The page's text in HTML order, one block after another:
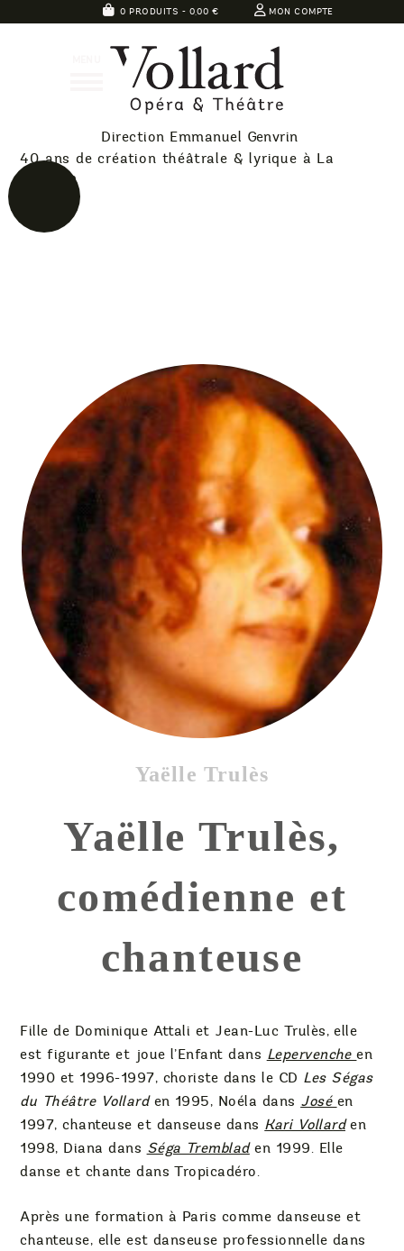
MON COMPTE
0 PRODUITS - 0,00 €
Théatre
Vollard
Direction Emmanuel Genvrin
40 ans de création théâtrale & lyrique à La
Réunion
Yaëlle Trulès
Yaëlle Trulès,
comédienne et
chanteuse
Fille de Dominique Attali et Jean-Luc Trulès, elle
est figurante et joue l’Enfant dans Lepervencheen
1990 et 1996-1997, choriste dans le CD Les Ségas
du Théâtre Vollarden 1995, Noéla dans José en
1997, chanteuse et danseuse dans Kari Vollarden
1998, Diana dans Séga Trembladen 1999. Elle
danse et chante dans Tropicadéro.
Après une formation à Paris comme danseuse et
chanteuse, elle est danseuse professionnelle dans